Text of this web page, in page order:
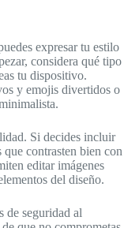
expresar tu estilo
considera qué tipo
tu dispositivo.
y emojis divertidos o
Si decides incluir
contrasten bien con
editar imágenes
del diseño.
de seguridad al